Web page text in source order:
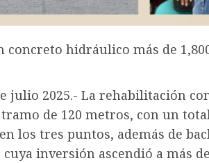
concreto hidráulico más de
julio 2025.- La rehabilitación
de 120 metros, con un
los tres puntos, además de
inversión ascendió a más